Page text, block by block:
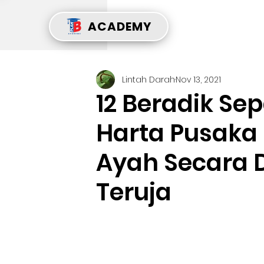
ACADEMY
12 Beradik
Harta
Ayah Secara
Teruja
Lintah DarahNov 13, 2021